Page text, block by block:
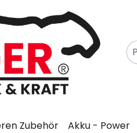
Zubehör Akku - Power